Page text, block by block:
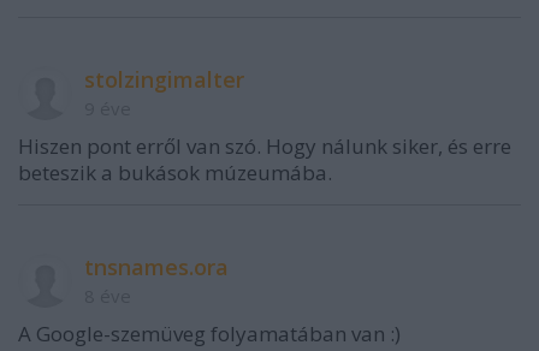
stolzingimalter
Hiszen pont erről van szó. Hogy nálunk siker, és erre
beteszik a bukások múzeumába.
tnsnames.ora
A Google-szemüveg folyamatában van :)